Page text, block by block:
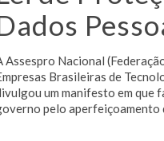
Assespro Nacional
Brasileiras de
um manifesto em que
pelo aperfeiçoamento